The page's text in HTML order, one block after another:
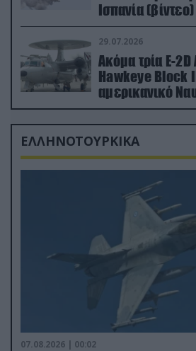
Ισπανία (βίντεο)
29.07.2026
Ακόμα τρία E-
Hawkeye Block
αμερικανικό
δισ.δολάρια το
ΕΛΛΗΝΟΤΟΥΡΚΙΚΑ
07.08.2026 | 00:02